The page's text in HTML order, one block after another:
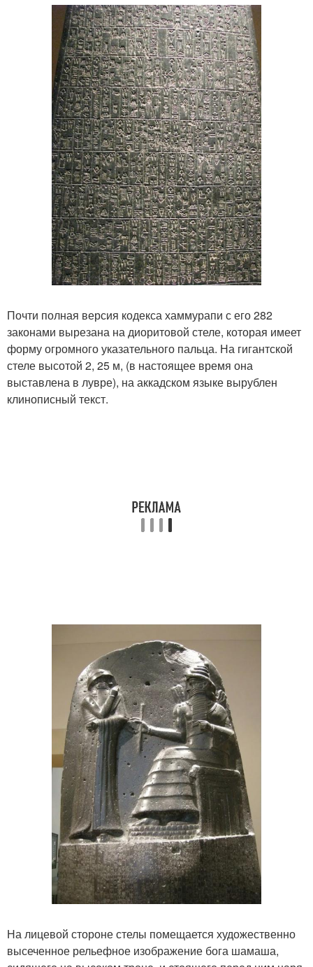
Почти полная версия кодекса хаммурапи с его 282
законами вырезана на диоритовой стеле, которая имеет
форму огромного указательного пальца. На гигантской
стеле высотой 2, 25 м, (в настоящее время она
выставлена в лувре), на аккадском языке вырублен
клинописный текст.
На лицевой стороне стелы помещается художественно
высеченное рельефное изображение бога шамаша,